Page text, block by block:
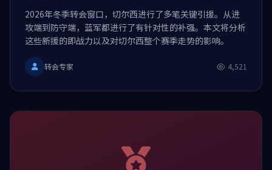
2026年冬季转会窗口，切尔西进行了多笔关键引援。从进
攻端到防守端，蓝军都进行了有针对性的补强。本文将分析
这些新援的即战力以及对切尔西整个赛季走势的影响。
转会专家 4,521